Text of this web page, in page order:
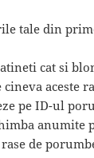
tale din
cat si
cineva aceste
pe ID-ul
anumite
de